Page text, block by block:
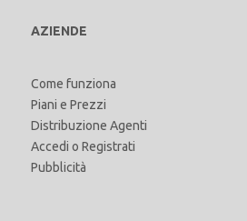
AZIENDE
Come funziona
Piani e Prezzi
Distribuzione Agenti
Accedi o Registrati
Pubblicità